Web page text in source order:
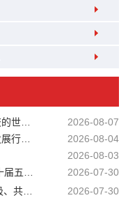
2026-08-07
2026-08-04
2026-08-03
2026-07-30
2026-07-30